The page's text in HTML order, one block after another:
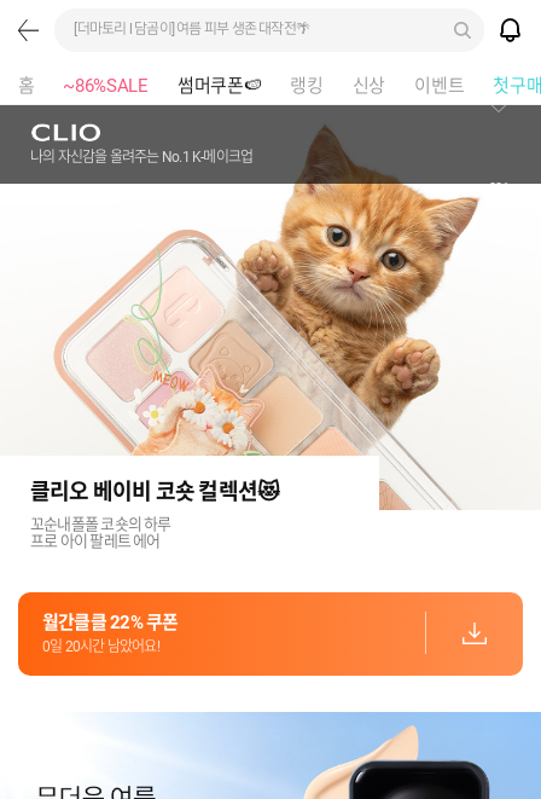
[더마토리 l 담곰이] 여름 피부 생존 대작전🌴
홈 ~86%SALE 썸머쿠폰🍉 랭킹 신상 이벤트 첫구
나의 자신감을 올려주는 No.1 K-메이크업
281
클리오 베이비 코숏 컬렉션😻
꼬순내폴폴 코숏의 하루
프로 아이 팔레트 에어
월간클클 22% 쿠폰
0일 20시간 남았어요!